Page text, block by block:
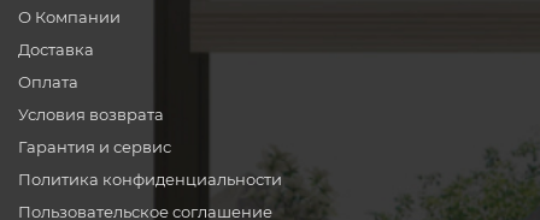
О Компании
Доставка
Оплата
Условия возврата
Гарантия и сервис
Политика конфиденциальности
Пользовательское соглашение